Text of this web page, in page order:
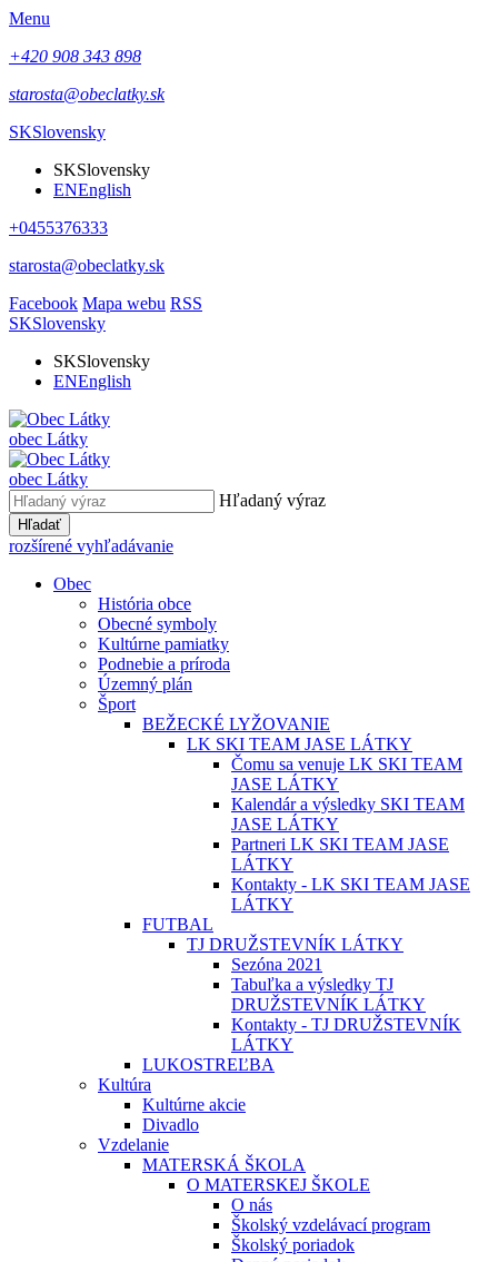
Menu
+420 908 343 898
starosta@obeclatky.sk
SKSlovensky
SKSlovensky
ENEnglish
+0455376333
starosta@obeclatky.sk
Facebook Mapa webu RSS
SKSlovensky
SKSlovensky
ENEnglish
obec Látky
obec Látky
Hľadaný výraz
Hľadať
rozšírené vyhľadávanie
Obec
História obce
Obecné symboly
Kultúrne pamiatky
Podnebie a príroda
Územný plán
Šport
BEŽECKÉ LYŽOVANIE
LK SKI TEAM JASE LÁTKY
Čomu sa venuje LK SKI TEAM
JASE LÁTKY
Kalendár a výsledky SKI TEAM
JASE LÁTKY
Partneri LK SKI TEAM JASE
LÁTKY
Kontakty - LK SKI TEAM JASE
LÁTKY
FUTBAL
TJ DRUŽSTEVNÍK LÁTKY
Sezóna 2021
Tabuľka a výsledky TJ
DRUŽSTEVNÍK LÁTKY
Kontakty - TJ DRUŽSTEVNÍK
LÁTKY
LUKOSTREĽBA
Kultúra
Kultúrne akcie
Divadlo
Vzdelanie
MATERSKÁ ŠKOLA
O MATERSKEJ ŠKOLE
O nás
Školský vzdelávací program
Školský poriadok